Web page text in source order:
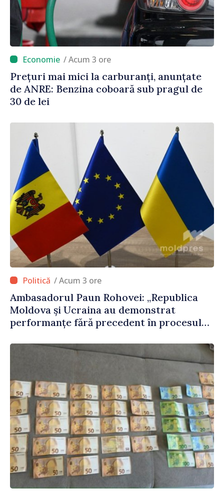
/ Acum 3 ore
Prețuri mai mici la carburanți, anunțate
de ANRE: Benzina coboară sub pragul de
30 de lei
/ Acum 3 ore
Ambasadorul Paun Rohovei: „Republica
Moldova și Ucraina au demonstrat
performanțe fără precedent în procesul